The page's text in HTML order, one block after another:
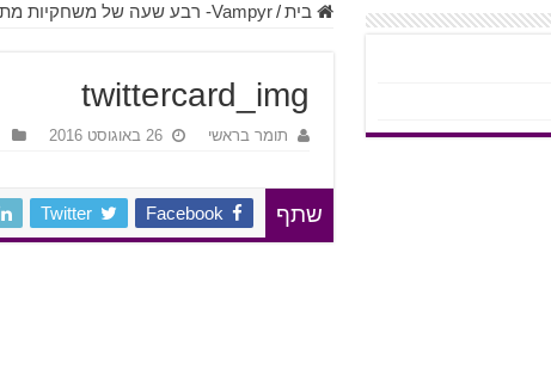
בית / Vampyr- רבע שעה של משחקיות מתוך ה-Pre-Alpha
twittercard_img
תומר בראשי 26 באוגוסט 2016
שתף Facebook
Twitter